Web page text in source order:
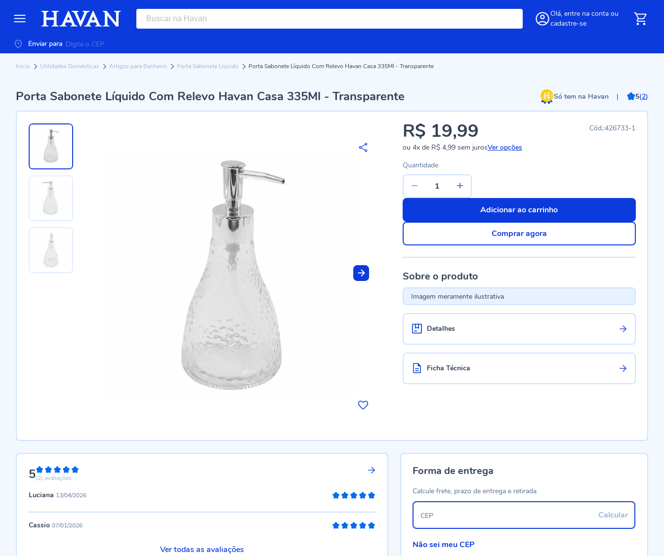
Olá, entre na conta ou
cadastre-se
Enviar para
Início Utilidades Domésticas Artigos para Banheiro Porta Sabonete Líquido Porta Sabonete Líquido Com Relevo Havan Casa 335Ml - Transparente
Porta Sabonete Líquido Com Relevo Havan Casa 335Ml - Transparente Só tem na Havan | 5(2)
426733-1
R$ 19,99
ou 4xde R$ 4,99sem jurosVer opções
Quantidade
Adicionar ao carrinho
Comprar agora
Sobre o produto
Imagem meramente ilustrativa
Detalhes
Ficha Técnica
5100%
(2) avaliações
Luciana 13/04/2026
Cassio 07/01/2026
Ver todas as avaliações
Forma de entrega
Calcule frete, prazo de entrega e retirada
Calcular
CEP
Não sei meu CEP